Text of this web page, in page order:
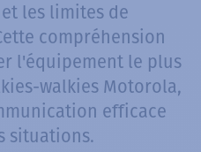
les limites de
compréhension
l'équipement le plus
walkies Motorola,
efficace
situations.